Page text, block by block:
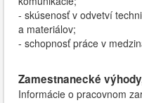
- skúsenosť v odvetví
a materiálov;
- schopnosť práce v
Zamestnanecké
Informácie o pracovnom